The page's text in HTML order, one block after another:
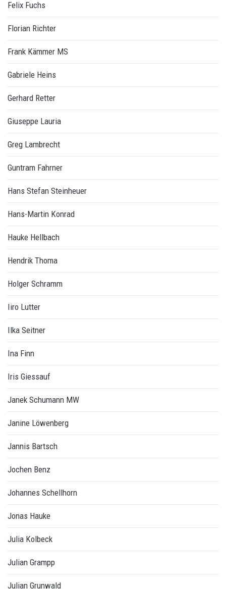
Felix Fuchs
Florian Richter
Frank Kämmer MS
Gabriele Heins
Gerhard Retter
Giuseppe Lauria
Greg Lambrecht
Guntram Fahrner
Hans Stefan Steinheuer
Hans-Martin Konrad
Hauke Hellbach
Hendrik Thoma
Holger Schramm
Iiro Lutter
Ilka Seitner
Ina Finn
Iris Giessauf
Janek Schumann MW
Janine Löwenberg
Jannis Bartsch
Jochen Benz
Johannes Schellhorn
Jonas Hauke
Julia Kolbeck
Julian Grampp
Julian Grunwald